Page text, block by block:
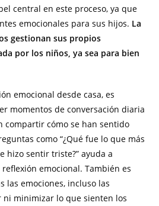
central en este proceso, ya que
emocionales para sus hijos. La
gestionan sus propios
por los niños, ya sea para bien
emocional desde casa, es
momentos de conversación diaria
compartir cómo se han sentido
como “¿Qué fue lo que más
hizo sentir triste?” ayuda a
emocional. También es
las emociones, incluso las
minimizar lo que sienten los